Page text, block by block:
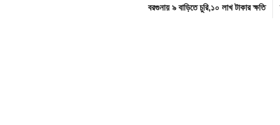
বরগুনায় ৯ বাড়িতে চুরি,১০ লাখ টাকার ক্ষতি